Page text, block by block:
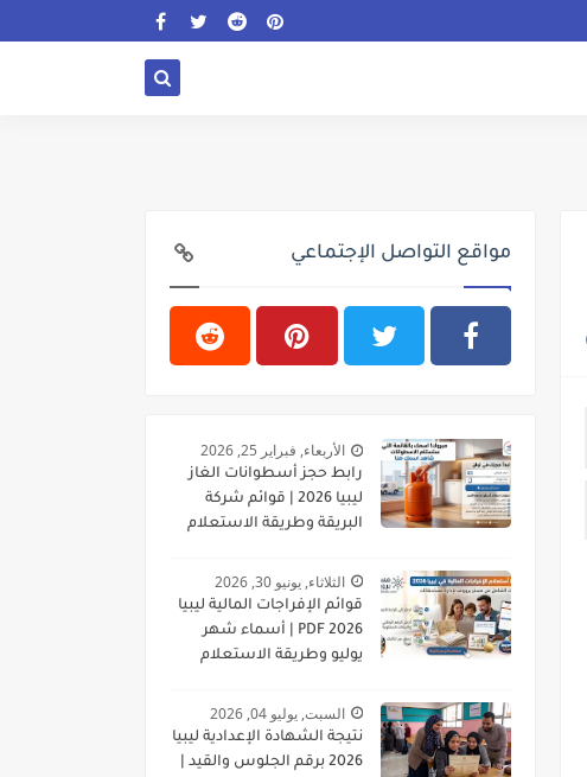
مواقع التواصل الإجتماعي
الأربعاء, فبراير 25, 2026
رابط حجز أسطوانات الغاز
ليبيا 2026 | قوائم شركة
البريقة وطريقة الاستعلام
الثلاثاء, يونيو 30, 2026
قوائم الإفراجات المالية ليبيا
2026 PDF | أسماء شهر
يوليو وطريقة الاستعلام
السبت, يوليو 04, 2026
نتيجة الشهادة الإعدادية ليبيا
2026 برقم الجلوس والقيد |